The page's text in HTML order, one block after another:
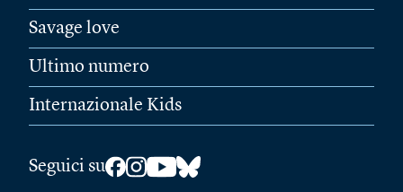
Savage love
Ultimo numero
Internazionale Kids
Seguici su